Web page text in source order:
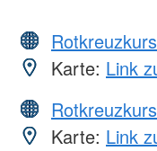
Karte: Link
Karte: Link